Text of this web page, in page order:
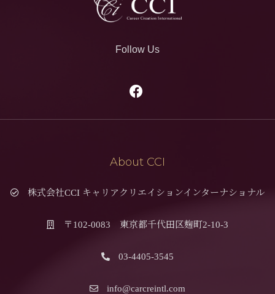
Follow Us
About CCI
株式会社CCI キャリアクリエイションインターナショナル
〒102-0083 東京都千代田区麹町2-10-3
03-4405-3545
info@carcreintl.com